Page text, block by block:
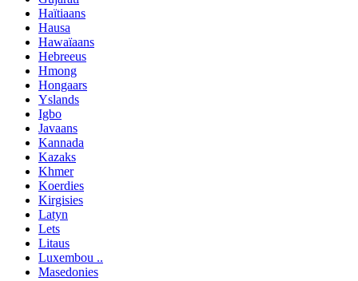
Haïtiaans
Hausa
Hawaïaans
Hebreeus
Hmong
Hongaars
Yslands
Igbo
Javaans
Kannada
Kazaks
Khmer
Koerdies
Kirgisies
Latyn
Lets
Litaus
Luxembou ..
Masedonies